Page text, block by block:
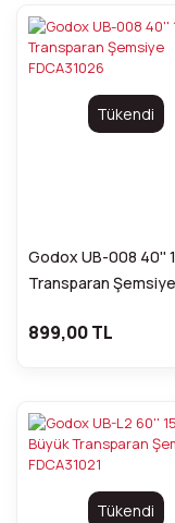
Tükendi
Godox UB-008 40''
Transparan Şemsiye
899,00 TL
Tükendi